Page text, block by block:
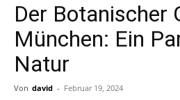
Der Botanischer
München: Ein
Natur
Von david - Februar 19, 2024